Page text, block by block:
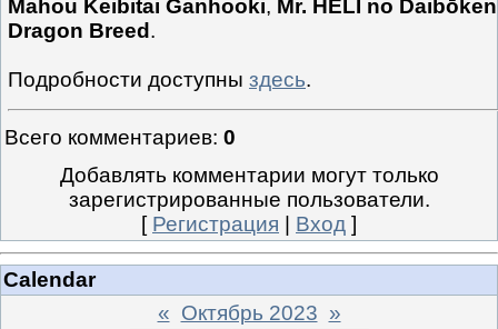
Mahou Keibitai Ganhooki, Mr. HELI no Daibōken
Dragon Breed .
Подробности доступны здесь.
Всего комментариев: 0
Добавлять комментарии могут только
зарегистрированные пользователи.
[ Регистрация Вход ]
Calendar
« Октябрь 2023 »